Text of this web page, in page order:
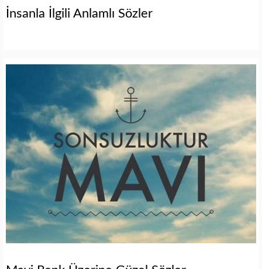
İnsanla İlgili Anlamlı Sözler